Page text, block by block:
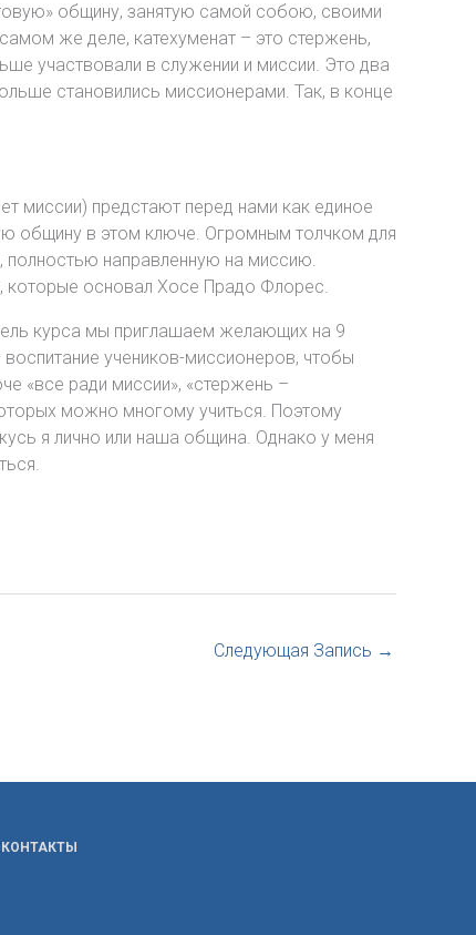
общину, занятую самой собою, своими
же деле, катехуменат – это стержень,
участвовали в служении и миссии. Это два
становились миссионерами. Так, в конце
миссии) предстают перед нами как единое
общину в этом ключе. Огромным толчком для
полностью направленную на миссию.
которые основал Хосе Прадо Флорес.
курса мы приглашаем желающих на 9
учеников-миссионеров, чтобы
«все ради миссии», «стержень –
можно многому учиться. Поэтому
я лично или наша община. Однако у меня
Следующая Запись →
КОНТАКТЫ